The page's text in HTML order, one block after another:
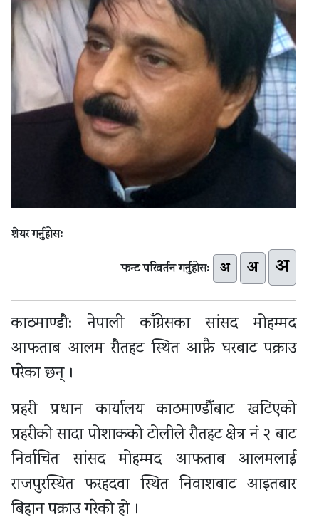
शेयर गर्नुहोस:
फन्ट परिवर्तन गर्नुहोस: अ अ अ
काठमाण्डौ: नेपाली काँग्रेसका सांसद मोहम्मद
आफताब आलम रौतहट स्थित आफ्नै घरबाट पक्राउ
परेका छन् ।
प्रहरी प्रधान कार्यालय काठमाण्डौँबाट खटिएको
प्रहरीको सादा पोशाकको टोलीले रौतहट क्षेत्र नं २ बाट
निर्वाचित सांसद मोहम्मद आफताब आलमलाई
राजपुरस्थित फरहदवा स्थित निवाशबाट आइतबार
बिहान पक्राउ गरेको हो ।